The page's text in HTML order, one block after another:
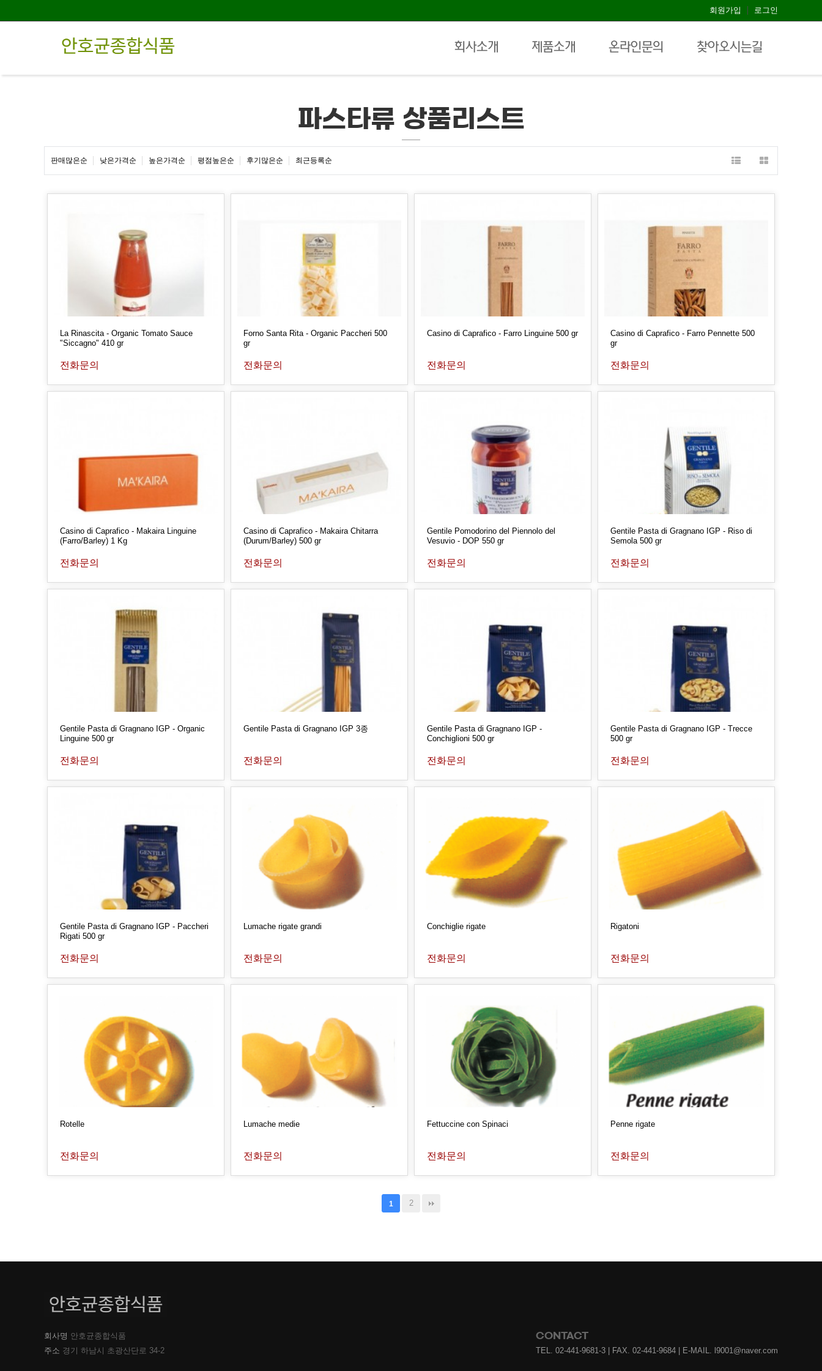
회원가입 로그인
회사소개 제품소개 온라인문의 찾아오시는길
파스타류 상품리스트
상품소개 파스타류
판매많은순 낮은가격순 높은가격순 평점높은순 후기많은순 최근등록순
La Rinascita - Organic Tomato Sauce
"Siccagno" 410 gr
전화문의
Forno Santa Rita - Organic Paccheri 500
gr
전화문의
Casino di Caprafico - Farro Linguine 500 gr
전화문의
Casino di Caprafico - Farro Pennette 500
gr
전화문의
Casino di Caprafico - Makaira Linguine
(Farro/Barley) 1 Kg
전화문의
Casino di Caprafico - Makaira Chitarra
(Durum/Barley) 500 gr
전화문의
Gentile Pomodorino del Piennolo del
Vesuvio - DOP 550 gr
전화문의
Gentile Pasta di Gragnano IGP - Riso di
Semola 500 gr
전화문의
Gentile Pasta di Gragnano IGP - Organic
Linguine 500 gr
전화문의
Gentile Pasta di Gragnano IGP 3종
전화문의
Gentile Pasta di Gragnano IGP -
Conchiglioni 500 gr
전화문의
Gentile Pasta di Gragnano IGP - Trecce
500 gr
전화문의
Gentile Pasta di Gragnano IGP - Paccheri
Rigati 500 gr
전화문의
Lumache rigate grandi
전화문의
Conchiglie rigate
전화문의
Rigatoni
전화문의
Rotelle
전화문의
Lumache medie
전화문의
Fettuccine con Spinaci
전화문의
Penne rigate
전화문의
1 2
회사명 안호균종합식품
주소 경기 하남시 초광산단로 34-2
CONTACT
TEL. 02-441-9681-3 | FAX. 02-441-9684 | E-MAIL. l9001@naver.com